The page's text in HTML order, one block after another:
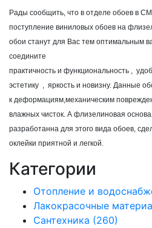
Категории
Отопление и
Лакокрасочные
Сантехника (260)
Рады сообщить, что в отделе обоев в
поступление виниловых обоев на
обои станут для Вас тем оптимальным
соедините
практичность и функциональность ,
эстетику , яркость и новизну. Данные
к деформациям,механическим
влажных чисток. А флизелиновая
разработанна для этого вида обоев,
оклейки приятной и легкой.